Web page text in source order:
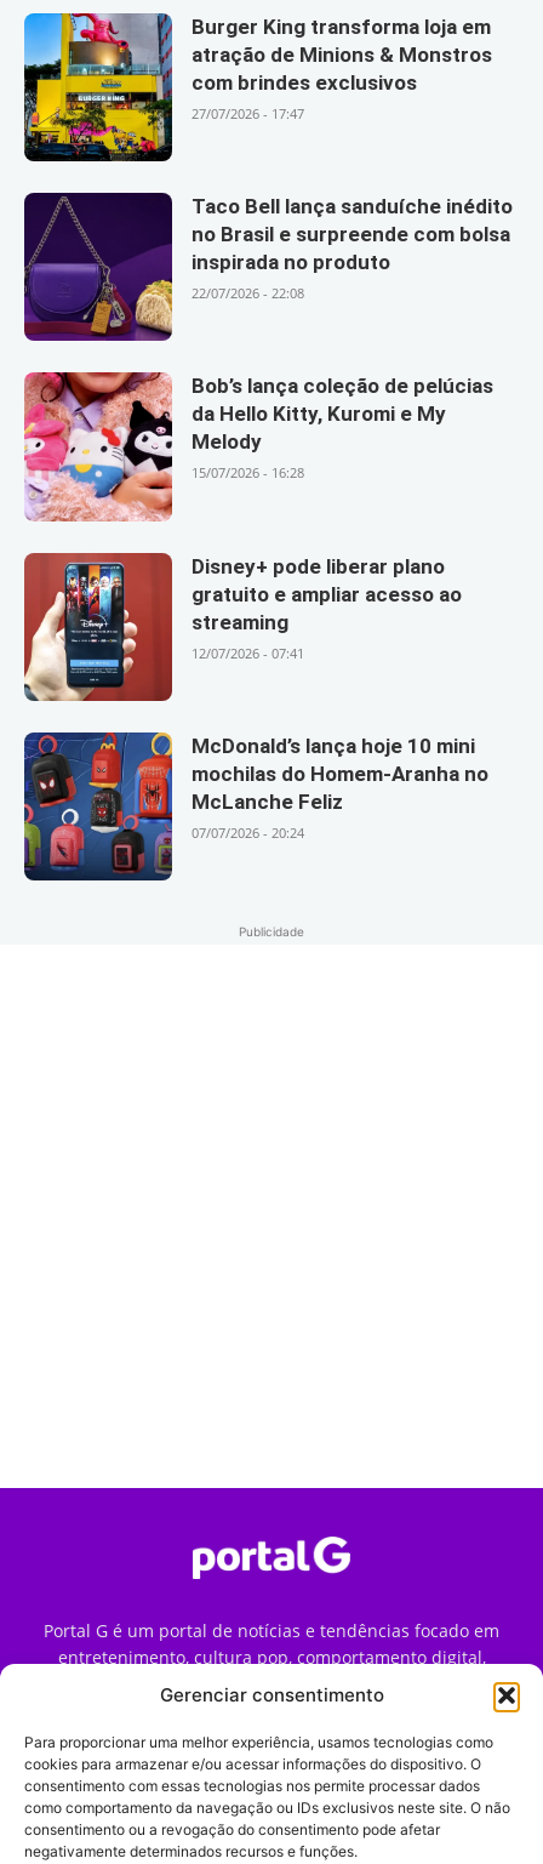
Gerenciar consentimento
Para proporcionar uma melhor experiência, usamos tecnologias como
cookies para armazenar e/ou acessar informações do dispositivo. O
consentimento com essas tecnologias nos permite processar dados
como comportamento da navegação ou IDs exclusivos neste site. O não
consentimento ou a revogação do consentimento pode afetar
negativamente determinados recursos e funções.
Burger King transforma loja em
atração de Minions & Monstros
com brindes exclusivos
27/07/2026 - 17:47
Taco Bell lança sanduíche inédito
no Brasil e surpreende com bolsa
inspirada no produto
22/07/2026 - 22:08
Bob’s lança coleção de pelúcias
da Hello Kitty, Kuromi e My
Melody
15/07/2026 - 16:28
Disney+ pode liberar plano
gratuito e ampliar acesso ao
streaming
12/07/2026 - 07:41
McDonald’s lança hoje 10 mini
mochilas do Homem-Aranha no
McLanche Feliz
07/07/2026 - 20:24
Publicidade
Portal G é um portal de notícias e tendências focado em
entretenimento, cultura pop, comportamento digital,
streaming, games e iniciativas de marca que impactam a
forma como o público vive e consome internet no Brasil.
Contato:contato@portalg.com.br